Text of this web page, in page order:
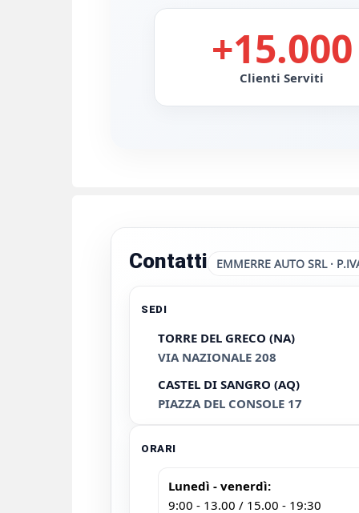
+15.000
Clienti Serviti
Contatti EMMERRE AUTO SRL ·
SEDI
TORRE DEL GRECO (NA)
VIA NAZIONALE 208
CASTEL DI SANGRO (AQ)
PIAZZA DEL CONSOLE 17
ORARI
Lunedì - venerdì:
9:00 - 13.00 / 15.00 - 19:30